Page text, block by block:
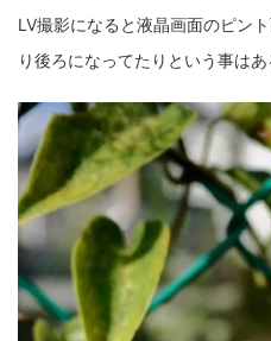
LV撮影になると液晶画面のピン
り後ろになってたりという事は